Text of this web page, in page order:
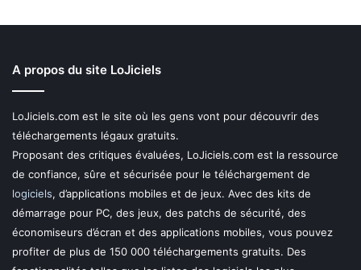
A propos du site LoJiciels
LoJiciels.com est le site où les gens vont pour découvrir des
téléchargements légaux gratuits.
Proposant des critiques évaluées, LoJiciels.com est la ressource
de confiance, sûre et sécurisée pour le téléchargement de
logiciels, d’applications mobiles et de jeux. Avec des kits de
démarrage pour PC, des jeux, des patchs de sécurité, des
économiseurs d’écran et des applications mobiles, vous pouvez
profiter de plus de 150 000 téléchargements gratuits. Des